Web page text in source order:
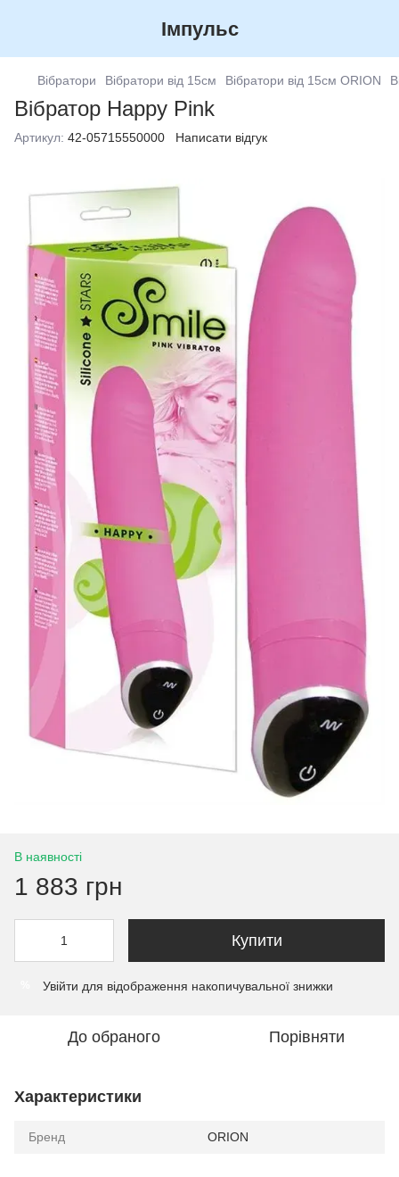
Імпульс
Вібратори Вібратори від 15см Вібратори від 15см ORION
Вібратор Happy Pink
Артикул: 42-05715550000 Написати відгук
В наявності
1 883 грн
Купити
Увійти для відображення накопичувальної знижки
До обраного Порівняти
Характеристики
Бренд ORION